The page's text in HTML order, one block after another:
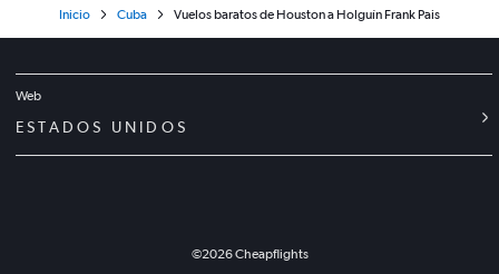
Inicio Cuba Vuelos baratos de Houston a Holguín Frank Pais
Web
ESTADOS UNIDOS
©2026Cheapflights